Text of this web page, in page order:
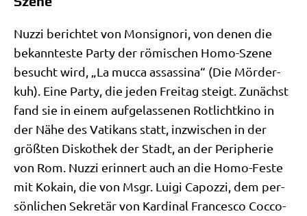
Nuz­zi berich­tet von Mon­signo­ri, von denen die
bekann­te­ste Par­ty der römi­schen Homo-Sze­ne
besucht wird, „La muc­ca ass­as­si­na“ (Die Mör­der­
kuh). Eine Par­ty, die jeden Frei­tag steigt. Zunächst
fand sie in einem auf­ge­las­se­nen Rot­licht­ki­no in
der Nähe des Vati­kans statt, inzwi­schen in der
größ­ten Dis­ko­thek der Stadt, an der Peri­phe­rie
von Rom. Nuz­zi erin­nert auch an die Homo-Feste
mit Koka­in, die von Msgr. Lui­gi Capoz­zi, dem per­
sön­li­chen Sekre­tär von Kar­di­nal Fran­ces­co Coc­co­